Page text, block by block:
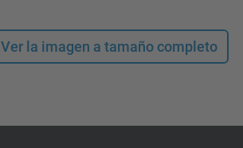
Ver la imagen a tamaño completo